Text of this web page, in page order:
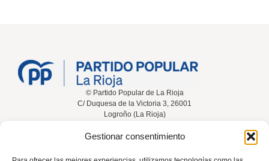
Gestionar consentimiento
© Partido Popular de La Rioja
C/ Duquesa de la Victoria 3, 26001
Logroño (La Rioja)